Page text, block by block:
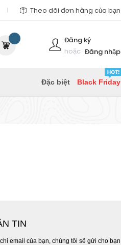
Theo dõi đơn hàng của bạn
Đăng ký
hoặc Đăng nhập
Đặc biệt Black Friday
TIN
email của bạn, chúng tôi sẽ gửi cho bạn